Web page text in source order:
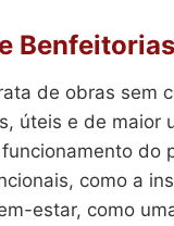
de obras sem
úteis e de maior
do
como a
estar, como